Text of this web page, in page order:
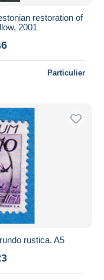
restoration of
2001
Particulier
rustica. A5